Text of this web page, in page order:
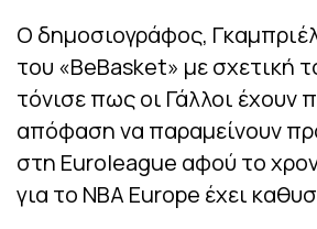
Ο δημοσιογράφος,
του «BeBasket» με σχετική
τόνισε πως οι Γάλλοι έχουν
απόφαση να παραμείνουν
στη Euroleague αφού το
για το NBA Europe έχει